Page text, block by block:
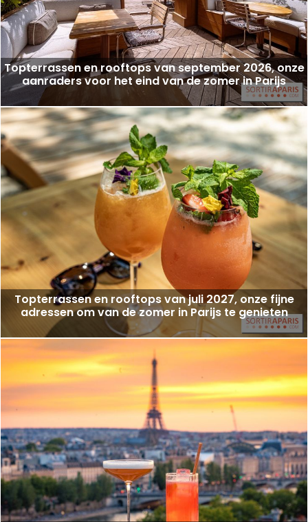
Topterrassen en rooftops van september 2026, onze
aanraders voor het eind van de zomer in Parijs
Topterrassen en rooftops van juli 2027, onze fijne
adressen om van de zomer in Parijs te genieten